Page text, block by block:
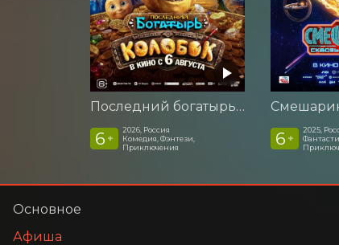
Последний богатырь. Колобок
6 +
2026, Россия
Комедия, Фэнтези,
Приключения
6 +
2025,
Основное
Афиша